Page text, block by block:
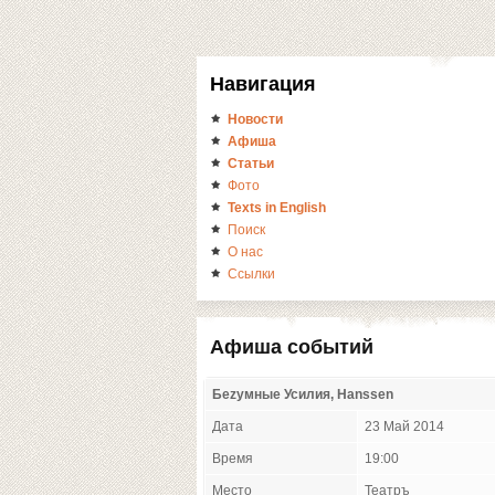
Навигация
Новости
Афиша
Статьи
Фото
Texts in English
Поиск
О нас
Ссылки
Афиша событий
Беzумные Усилия, Hanssen
Дата 23 Май 2014
Время 19:00
Место Театръ